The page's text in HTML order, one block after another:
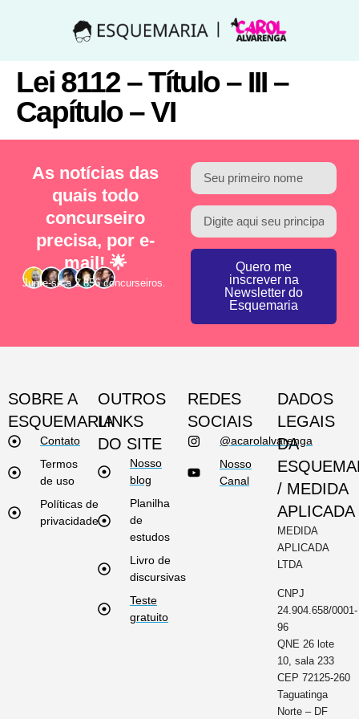
Lei 8112 – Título – III –
Capítulo – VI
As notícias das
quais todo
concurseiro
precisa, por e-
mail! 🌟
Junte-se a 2.856 concurseiros.
Quero me
inscrever na
Newsletter do
Esquemaria
SOBRE A
ESQUEMARIA
Contato
Termos
de uso
Políticas de
privacidade
OUTROS
LINKS
DO SITE
Nosso
blog
Planilha
de
estudos
Livro de
discursivas
Teste
gratuito
REDES
SOCIAIS
@acarolalvarenga
Nosso
Canal
DADOS
LEGAIS
DA
/ MEDIDA
APLICADA
MEDIDA
APLICADA
LTDA
CNPJ
24.904.658/0001-
96
QNE 26 lote
10, sala 233
CEP 72125-260
Taguatinga
Norte – DF